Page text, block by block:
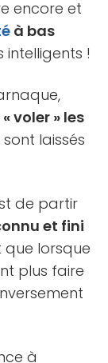
encore et
à bas
!
« voler » les
laissés
de partir
et fini
que lorsque
plus faire
à